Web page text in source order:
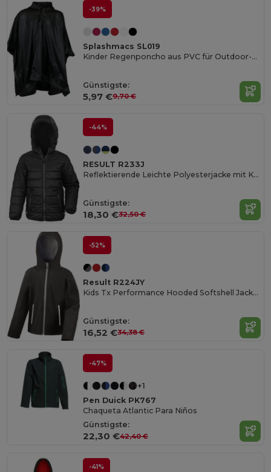
-39%
Splashmacs SL019
Kinder Regenponcho aus PVC für Outdoor-Abenteuer
Günstigste:
5,97 €9,70 €
-44%
RESULT R233J
Reflektierende Leichte Polyesterjacke mit Kapuze
Günstigste:
18,30 €32,50 €
-52%
Result R224JY
Kids Tx Performance Hooded Softshell Jacket
Günstigste:
16,52 €34,38 €
-47%
+1
Pen Duick PK767
Chaqueta Atlantic Para Niños
Günstigste:
22,30 €42,40 €
-41%